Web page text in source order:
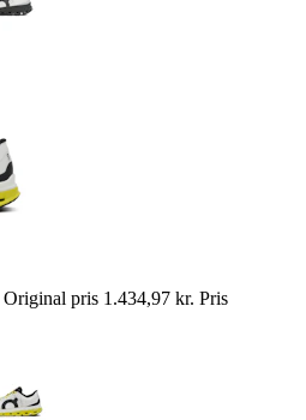
Original pris 1.434,97 kr. Pris